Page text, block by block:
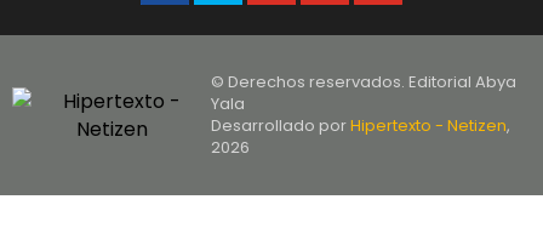
© Derechos reservados. Editorial Abya
Yala
Desarrollado porHipertexto - Netizen,
2026